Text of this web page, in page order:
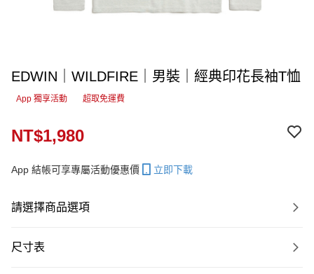
EDWIN｜WILDFIRE｜男裝｜經典印花長袖T恤
App 獨享活動 超取免運費
NT$1,980
App 結帳可享專屬活動優惠價 立即下載
請選擇商品選項
尺寸表